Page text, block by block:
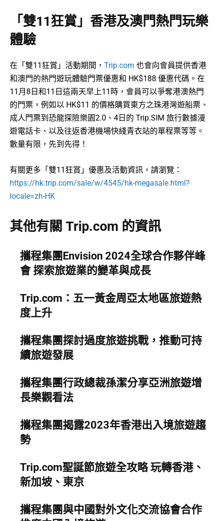
「雙11狂賞」香港及澳門熱門玩樂
體驗
在「雙11狂賞」活動期間， Trip.com 也會向會員提供香港
和澳門的熱門遊玩體驗門票優惠和 HK$188 優惠代碼。在
11月8日和11日這兩天早上11時，會員可以爭奪港澳熱門
的門票，例如以 HK$11 的價格購買東方之珠港灣遊船票、
成人門票到恐龍探險樂園2.0、4日的 Trip.SIM 旅行數據漫
遊電話卡、以及往返香港機場快綫青衣站的單程票等等。
數量有限，先到先得！
有關更多「雙11狂賞」優惠及活動資訊，請瀏覽：
https://hk.trip.com/sale/w/4545/hk-megasale.html?
locale=zh-HK
其他有關 Trip.com 的資訊
攜程集團Envision 2024全球合作夥伴峰
會 探索旅遊業的變革與成長
Trip.com：五一黃金周亞太地區旅遊熱
度上升
攜程集團探討過度旅遊挑戰，推動可持
續旅遊發展
攜程集團行政總裁孫潔分享亞洲旅遊增
長樂觀看法
攜程集團揭露2023年香港出入境旅遊趨
勢
Trip.com聖誕節旅遊全攻略 玩轉香港、
新加坡、東京
攜程集團與中國對外文化交流協會合作